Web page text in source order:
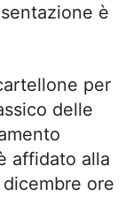
è
per
delle
affidato alla
ore